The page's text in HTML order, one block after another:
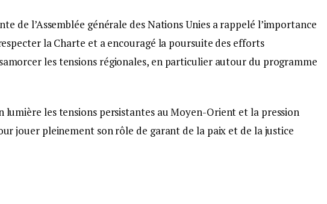
de l’Assemblée générale des Nations Unies a rappelé l’importance
la Charte et a encouragé la poursuite des efforts
les tensions régionales, en particulier autour du programme
les tensions persistantes au Moyen-Orient et la pression
jouer pleinement son rôle de garant de la paix et de la justice